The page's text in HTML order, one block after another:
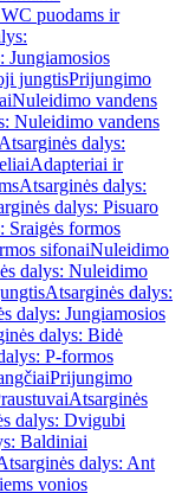
puodams ir
Jungiamosios
jungtisPrijungimo
Nuleidimo vandens
Nuleidimo vandens
Atsarginės dalys:
Adapteriai ir
Atsarginės dalys:
dalys: Pisuaro
Sraigės formos
sifonaiNuleidimo
dalys: Nuleidimo
Atsarginės dalys:
dalys: Jungiamosios
dalys: Bidė
P-formos
Prijungimo
Atsarginės
dalys: Dvigubi
Baldiniai
dalys: Ant
vonios